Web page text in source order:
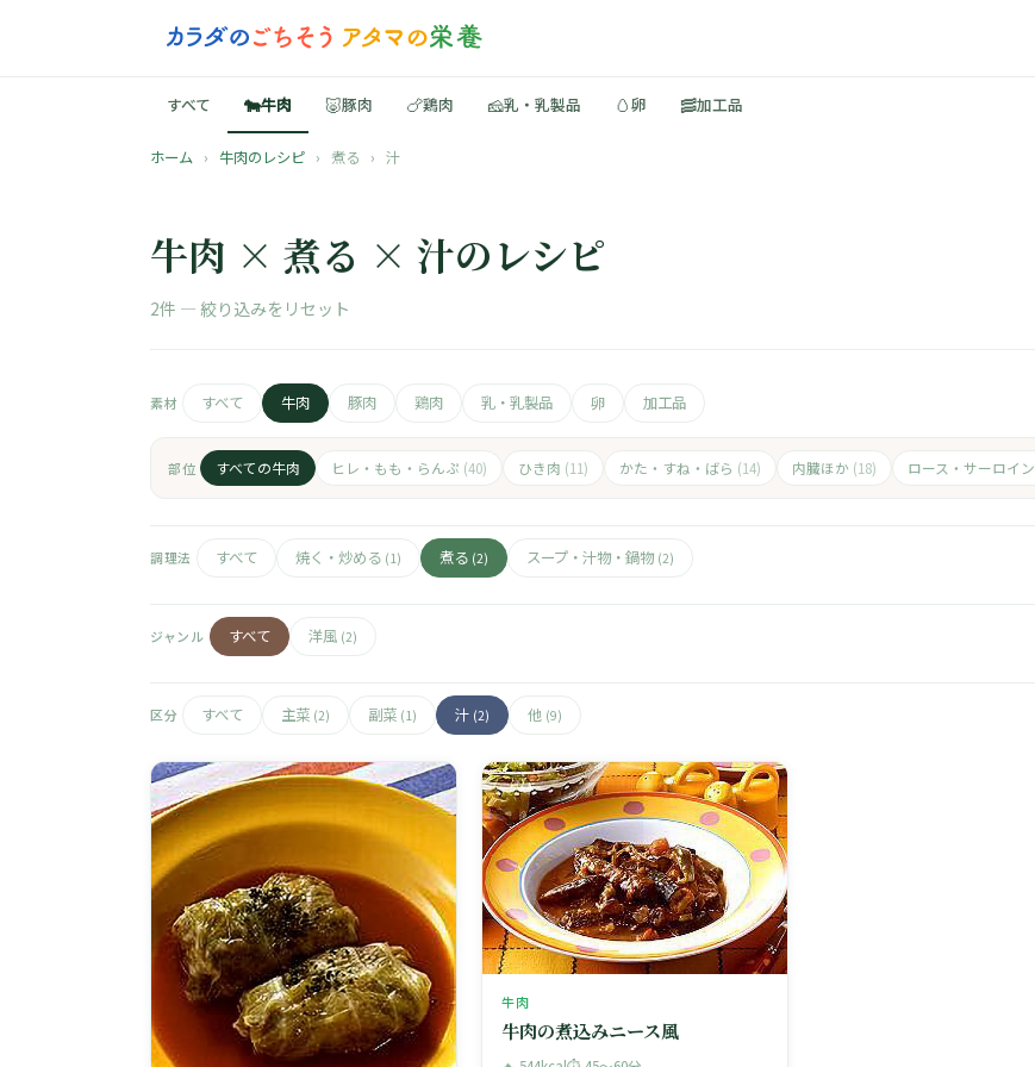
すべて 🐄牛肉 🐷豚肉 🍗鶏肉 🧀乳・乳製品 🥚卵 🥓加工品
ホーム › 牛肉のレシピ › 煮る › 汁
牛肉 × 煮る × 汁のレシピ
2件 — 絞り込みをリセット
素材 すべて 牛肉 豚肉 鶏肉 乳・乳製品 卵 加工品
部位 すべての牛肉 ヒレ・もも・らんぷ (40) ひき肉 (11) かた・すね・ばら (14) 内臓ほか (18) ロース・サーロイン
調理法 すべて 焼く・炒める (1) 煮る (2) スープ・汁物・鍋物 (2)
ジャンル すべて 洋風 (2)
区分 すべて 主菜 (2) 副菜 (1) 汁 (2) 他 (9)
牛肉
牛肉の煮込みニース風